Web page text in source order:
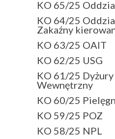
KO 65/25
KO 64/25
Zakaźny
KO 63/25 OAIT
KO 62/25 USG
KO 61/25
Wewnętrzny
KO 60/25
KO 59/25 POZ
KO 58/25 NPL